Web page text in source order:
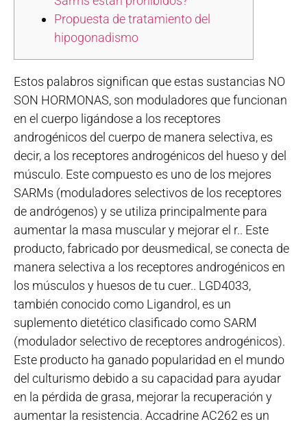
Propuesta de tratamiento del
hipogonadismo
Estos palabros significan que estas sustancias NO
SON HORMONAS, son moduladores que funcionan
en el cuerpo ligándose a los receptores
androgénicos del cuerpo de manera selectiva, es
decir, a los receptores androgénicos del hueso y del
músculo. Este compuesto es uno de los mejores
SARMs (moduladores selectivos de los receptores
de andrógenos) y se utiliza principalmente para
aumentar la masa muscular y mejorar el r.. Este
producto, fabricado por deusmedical, se conecta de
manera selectiva a los receptores androgénicos en
los músculos y huesos de tu cuer.. LGD4033,
también conocido como Ligandrol, es un
suplemento dietético clasificado como SARM
(modulador selectivo de receptores androgénicos).
Este producto ha ganado popularidad en el mundo
del culturismo debido a su capacidad para ayudar
en la pérdida de grasa, mejorar la recuperación y
aumentar la resistencia. Accadrine AC262 es un